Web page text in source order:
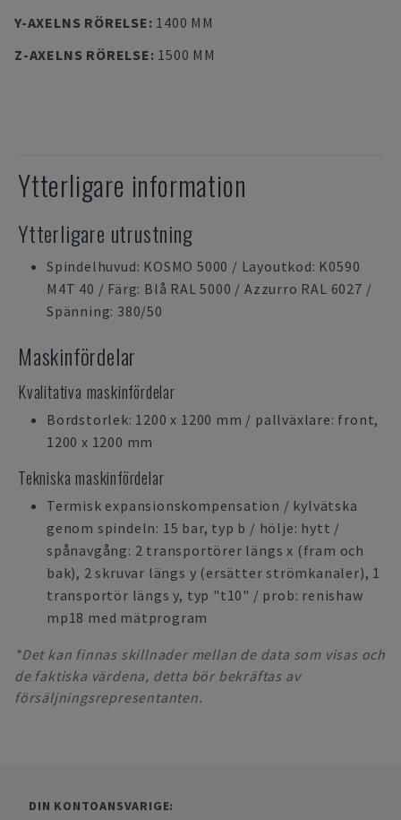
Y-AXELNS RÖRELSE: 1400 MM
Z-AXELNS RÖRELSE: 1500 MM
Ytterligare information
Ytterligare utrustning
Spindelhuvud: KOSMO 5000 / Layoutkod: K0590
M4T 40 / Färg: Blå RAL 5000 / Azzurro RAL 6027 /
Spänning: 380/50
Maskinfördelar
Kvalitativa maskinfördelar
Bordstorlek: 1200 x 1200 mm / pallväxlare: front,
1200 x 1200 mm
Tekniska maskinfördelar
Termisk expansionskompensation / kylvätska
genom spindeln: 15 bar, typ b / hölje: hytt /
spånavgång: 2 transportörer längs x (fram och
bak), 2 skruvar längs y (ersätter strömkanaler), 1
transportör längs y, typ "t10" / prob: renishaw
mp18 med mätprogram
*Det kan finnas skillnader mellan de data som visas och
de faktiska värdena, detta bör bekräftas av
försäljningsrepresentanten.
DIN KONTOANSVARIGE: